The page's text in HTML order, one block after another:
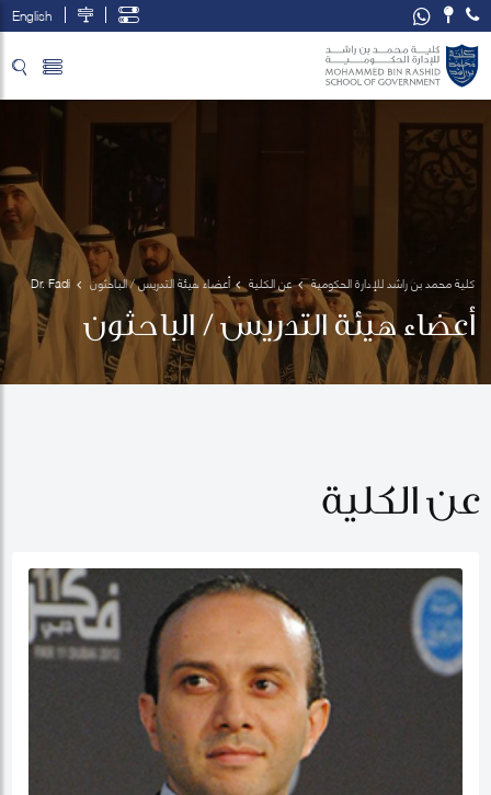
English
كلية محمد بن راشد للإدارة الحكومية عن الكلية أعضاء هيئة التدريس / الباحثون
Dr. Fadi
Salem
أعضاء هيئة التدريس / الباحثون
عن الكلية